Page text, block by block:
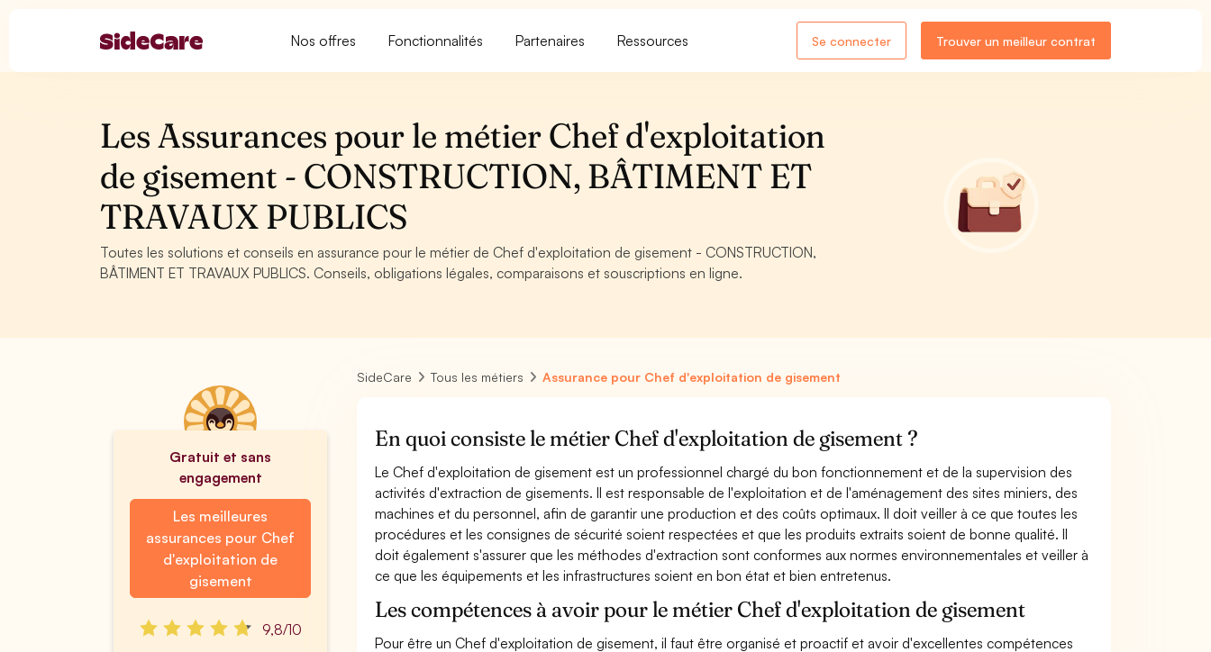
Nos offres Fonctionnalités Partenaires Ressources Se connecter Trouver un meilleur contrat
Les Assurances pour le métier Chef d'exploitation
de gisement - CONSTRUCTION, BÂTIMENT ET
TRAVAUX PUBLICS
Toutes les solutions et conseils en assurance pour le métier de Chef d'exploitation de gisement - CONSTRUCTION,
BÂTIMENT ET TRAVAUX PUBLICS. Conseils, obligations légales, comparaisons et souscriptions en ligne.
Gratuit et sans
engagement
Les meilleures
assurances pour Chef
d'exploitation de
gisement
9,8/10
SideCare Tous les métiers Assurance pour Chef d'exploitation de gisement
En quoi consiste le métier Chef d'exploitation de gisement ?
Le Chef d'exploitation de gisement est un professionnel chargé du bon fonctionnement et de la supervision des
activités d'extraction de gisements. Il est responsable de l'exploitation et de l'aménagement des sites miniers, des
machines et du personnel, afin de garantir une production et des coûts optimaux. Il doit veiller à ce que toutes les
procédures et les consignes de sécurité soient respectées et que les produits extraits soient de bonne qualité. Il
doit également s'assurer que les méthodes d'extraction sont conformes aux normes environnementales et veiller à
ce que les équipements et les infrastructures soient en bon état et bien entretenus.
Les compétences à avoir pour le métier Chef d'exploitation de gisement
Pour être un Chef d'exploitation de gisement, il faut être organisé et proactif et avoir d'excellentes compétences